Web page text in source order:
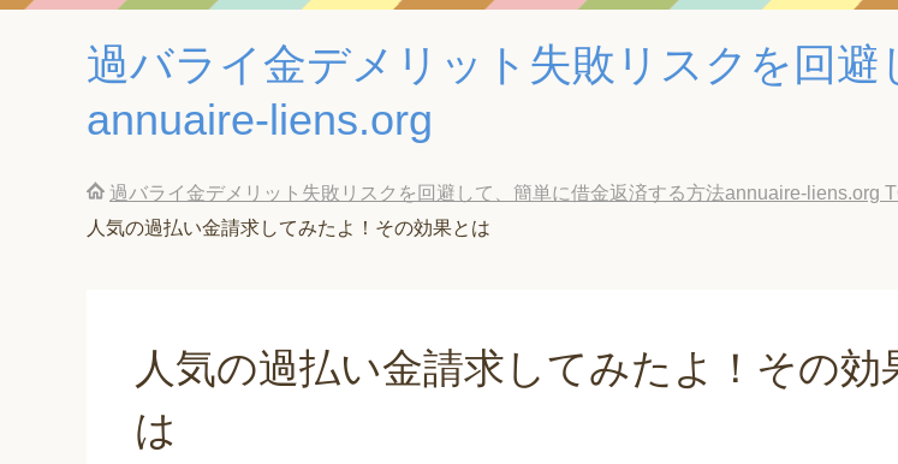
過バライ金デメリット失敗リスクを回
annuaire-liens.org
過バライ金デメリット失敗リスクを回避して、簡単に借金返済する方法annuaire-liens.org
人気の過払い金請求してみたよ！その効果とは
人気の過払い金請求してみたよ！その効
は